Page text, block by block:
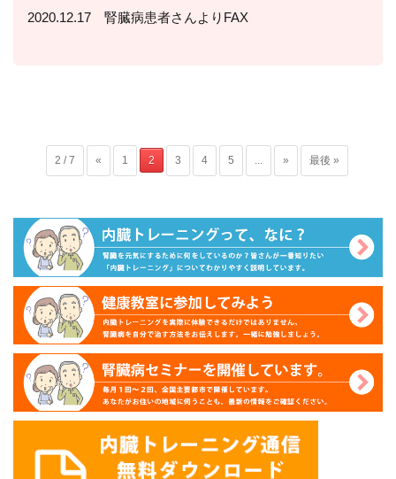
2020.12.17 腎臓病患者さんよりFAX
2 / 7 « 1 2 3 4 5 ... » 最後 »